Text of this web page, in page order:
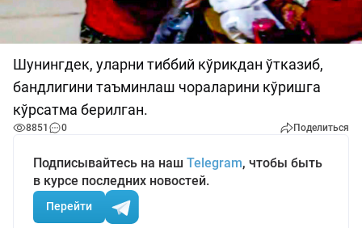
Шунингдек, уларни тиббий кўрикдан ўтказиб,
бандлигини таъминлаш чораларини кўришга
кўрсатма берилган.
8851 0 Поделиться
Подписывайтесь на наш Telegram, чтобы быть
в курсе последних новостей.
Перейти